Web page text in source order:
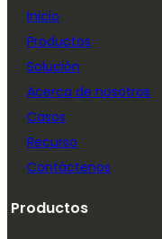
Inicio
Productos
Solución
Acerca de nosotros
Casos
Recurso
Contáctenos
Productos